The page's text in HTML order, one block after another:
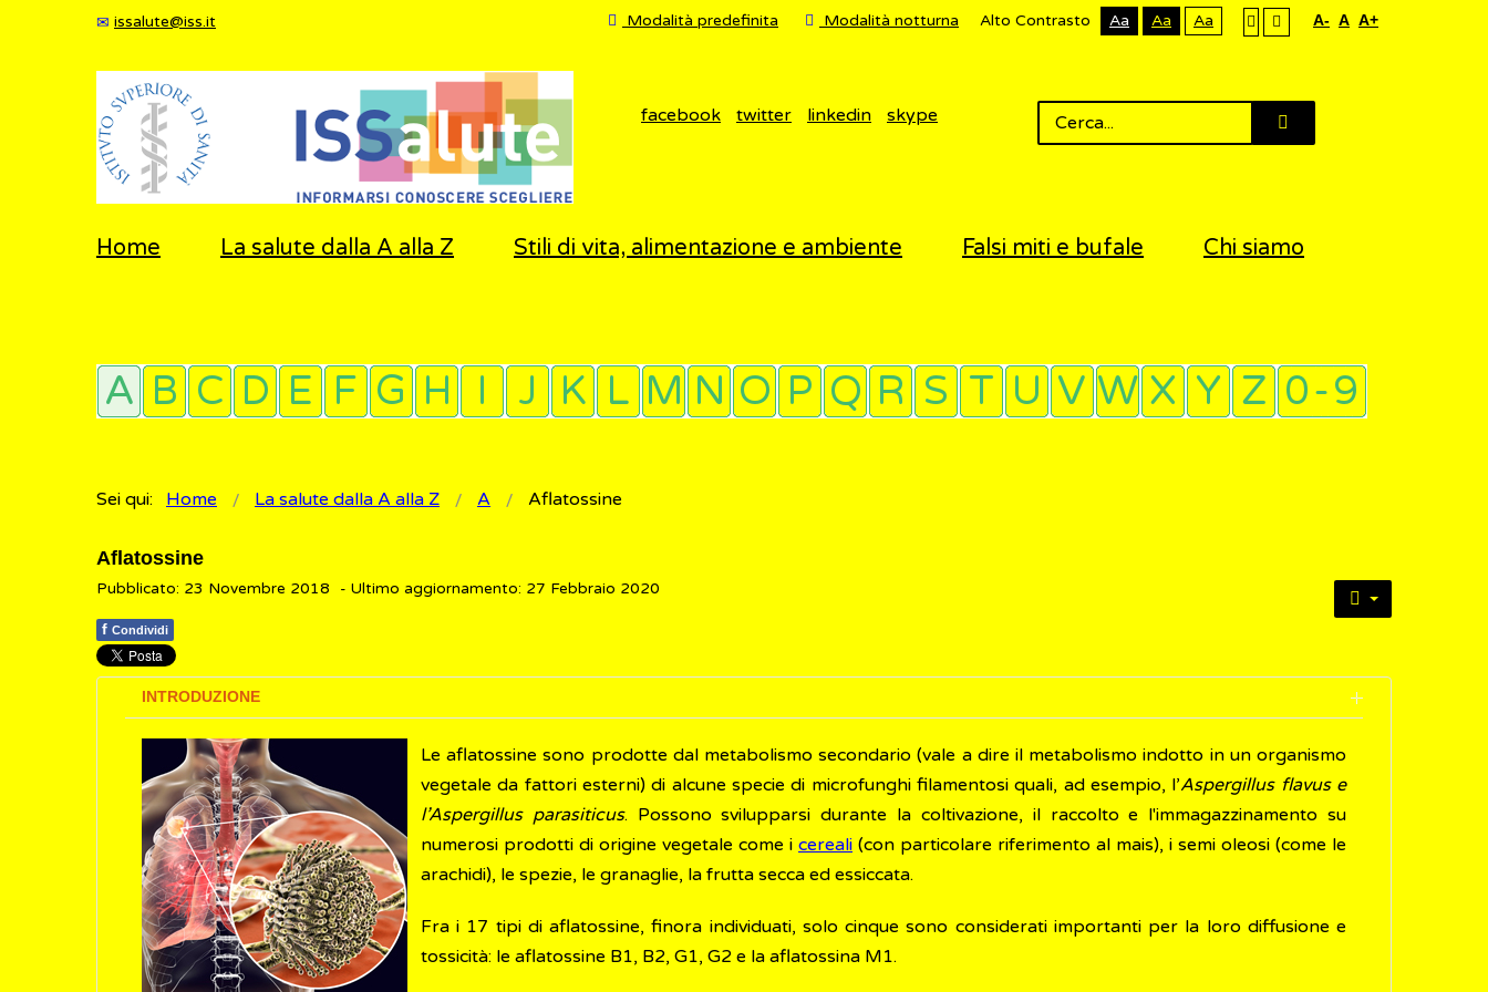
issalute@iss.it Modalità predefinita Modalità notturna Alto Contrasto Aa Aa Aa A- A A+
facebook twitter linkedin skype
Home La salute dalla A alla Z Stili di vita, alimentazione e ambiente Falsi miti e bufale Chi siamo
Sei qui: Home La salute dalla A alla Z A Aflatossine
Aflatossine
Pubblicato: 23 Novembre 2018 - Ultimo aggiornamento: 27 Febbraio 2020
f Condividi
INTRODUZIONE
Le aflatossine sono prodotte dal metabolismo secondario (vale a dire il metabolismo indotto in un organismo
vegetale da fattori esterni) di alcune specie di microfunghi filamentosi quali, ad esempio, l’Aspergillus flavus e
l’Aspergillus parasiticus. Possono svilupparsi durante la coltivazione, il raccolto e l'immagazzinamento su
numerosi prodotti di origine vegetale come i cereali (con particolare riferimento al mais), i semi oleosi (come le
arachidi), le spezie, le granaglie, la frutta secca ed essiccata.
Fra i 17 tipi di aflatossine, finora individuati, solo cinque sono considerati importanti per la loro diffusione e
tossicità: le aflatossine B1, B2, G1, G2 e la aflatossina M1.